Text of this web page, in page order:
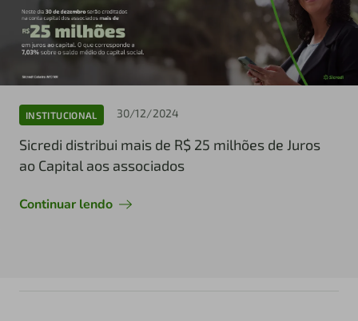
INSTITUCIONAL 30/12/2024
Sicredi distribui mais de R$ 25 milhões de Juros
ao Capital aos associados
Continuar lendo